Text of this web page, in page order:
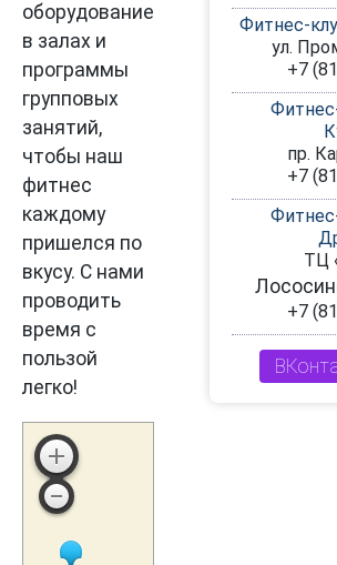
оборудование
в залах и
программы
групповых
занятий,
чтобы наш
фитнес
каждому
пришелся по
вкусу. С нами
проводить
время с
пользой
легко!
Фитнес-
ул.
+7
пр.
+7
ТЦ
+7